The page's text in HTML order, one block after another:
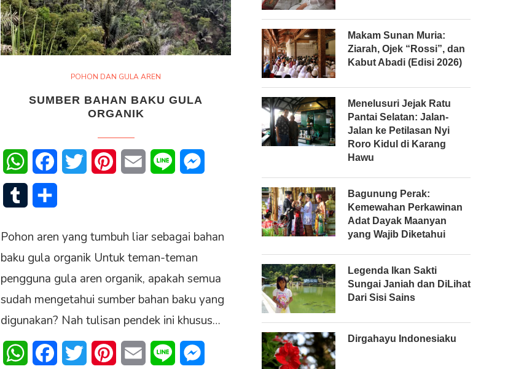
POHON DAN GULA AREN
SUMBER BAHAN BAKU GULA
ORGANIK
WhatsAppFacebookTwitter PinterestEmail Line
Tumblr
Pohon aren yang tumbuh liar sebagai bahan
baku gula organik Untuk teman-teman
pengguna gula aren organik, apakah semua
sudah mengetahui sumber bahan baku yang
digunakan? Nah tulisan pendek ini khusus…
WhatsAppFacebookTwitter PinterestEmail Line
Makam Sunan Muria:
Ziarah, Ojek “Rossi”, dan
Kabut Abadi (Edisi 2026)
Menelusuri Jejak Ratu
Pantai Selatan: Jalan-
Jalan ke Petilasan Nyi
Roro Kidul di Karang
Hawu
Bagunung Perak:
Kemewahan Perkawinan
Adat Dayak Maanyan
yang Wajib Diketahui
Legenda Ikan Sakti
Sungai Janiah dan DiLihat
Dari Sisi Sains
Dirgahayu Indonesiaku